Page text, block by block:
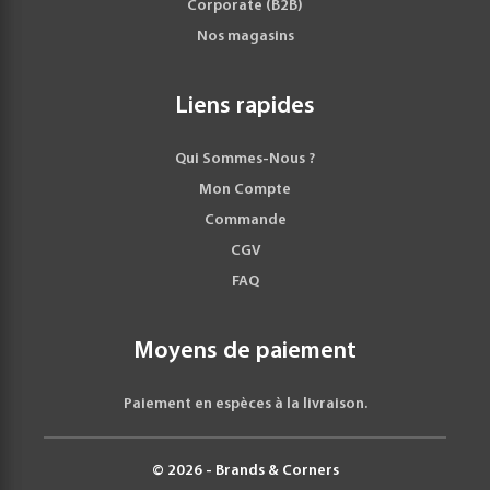
Corporate (B2B)
Nos magasins
Liens rapides
Qui Sommes-Nous ?
Mon Compte
Commande
CGV
FAQ
Moyens de paiement
Paiement en espèces à la livraison.
© 2026 - Brands & Corners